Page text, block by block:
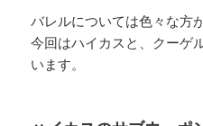
バレルについては色々な方
今回はハイカスと、クーゲ
います。